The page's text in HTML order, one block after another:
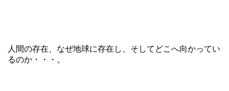
人間の存在、なぜ地球に存在し、そしてどこへ向かってい
るのか・・・。